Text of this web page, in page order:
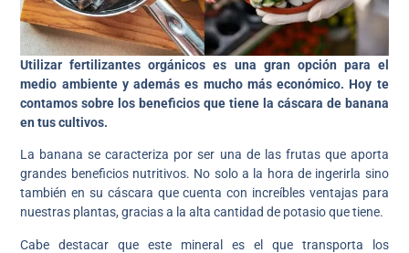
Utilizar fertilizantes orgánicos es una gran opción para el
medio ambiente y además es mucho más económico. Hoy te
contamos sobre los beneficios que tiene la cáscara de banana
en tus cultivos.
La banana se caracteriza por ser una de las frutas que aporta
grandes beneficios nutritivos. No solo a la hora de ingerirla sino
también en su cáscara que cuenta con increíbles ventajas para
nuestras plantas, gracias a la alta cantidad de potasio que tiene.
Cabe destacar que este mineral es el que transporta los